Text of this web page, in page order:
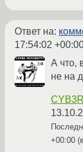
Ответ на:
17:54:02
А что,
не на
CYB3R
+00:00